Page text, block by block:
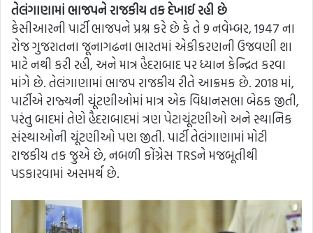
તેલંગાણામાં ભાજપને રાજકીય તક દેખાઈ રહી છે
કેસીઆરની પાર્ટી ભાજપને પ્રશ્ન કરે છે કે તે 9 નવેમ્બર, 1947 ના
રોજ ગુજરાતના જૂનાગઢના ભારતમાં એકીકરણની ઉજવણી શા
માટે નથી કરી રહી, અને માત્ર હૈદરાબાદ પર ધ્યાન કેન્દ્રિત કરવા
માંગે છે. તેલંગાણામાં ભાજપ રાજકીય રીતે આક્રમક છે. 2018 માં,
પાર્ટીએ રાજ્યની ચૂંટણીઓમાં માત્ર એક વિધાનસભા બેઠક જીતી,
પરંતુ બાદમાં તેણે હૈદરાબાદમાં ત્રણ પેટાચૂંટણીઓ અને સ્થાનિક
સંસ્થાઓની ચૂંટણીઓ પણ જીતી. પાર્ટી તેલંગાણામાં મોટી
રાજકીય તક જુએ છે, નબળી કોંગ્રેસ TRSને મજબૂતીથી
પડકારવામાં અસમર્થ છે.